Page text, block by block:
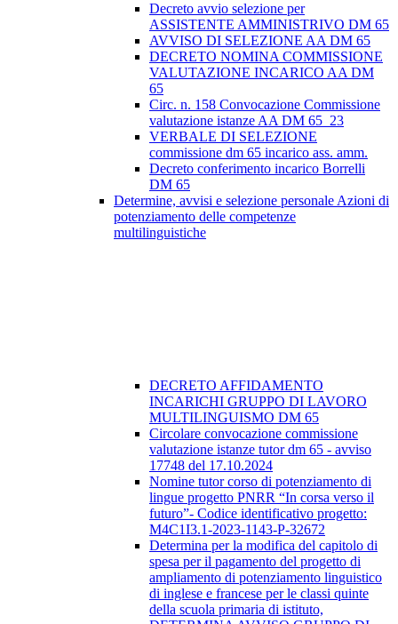
Decreto avvio selezione per
ASSISTENTE AMMINISTRIVO DM 65
AVVISO DI SELEZIONE AA DM 65
DECRETO NOMINA COMMISSIONE
VALUTAZIONE INCARICO AA DM
65
Circ. n. 158 Convocazione Commissione
valutazione istanze AA DM 65_23
VERBALE DI SELEZIONE
commissione dm 65 incarico ass. amm.
Decreto conferimento incarico Borrelli
DM 65
Determine, avvisi e selezione personale Azioni di
potenziamento delle competenze
multilinguistiche
DECRETO AFFIDAMENTO
INCARICHI GRUPPO DI LAVORO
MULTILINGUISMO DM 65
Circolare convocazione commissione
valutazione istanze tutor dm 65 - avviso
17748 del 17.10.2024
Nomine tutor corso di potenziamento di
lingue progetto PNRR “In corsa verso il
futuro”- Codice identificativo progetto:
M4C1I3.1-2023-1143-P-32672
Determina per la modifica del capitolo di
spesa per il pagamento del progetto di
ampliamento di potenziamento linguistico
di inglese e francese per le classi quinte
della scuola primaria di istituto,